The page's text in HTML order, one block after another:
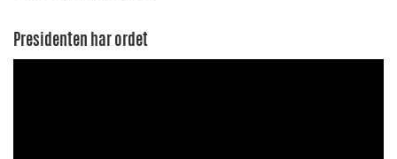
Presidenten har ordet